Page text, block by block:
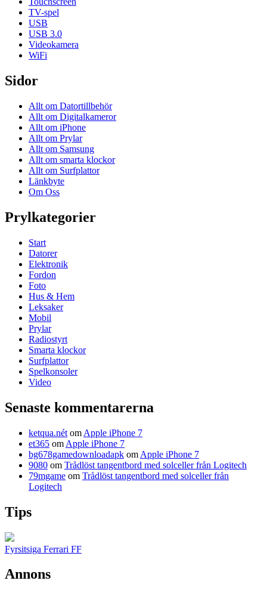
TV-spel
USB
USB 3.0
Videokamera
WiFi
Sidor
Allt om Datortillbehör
Allt om Digitalkameror
Allt om iPhone
Allt om Prylar
Allt om Samsung
Allt om smarta klockor
Allt om Surfplattor
Länkbyte
Om Oss
Prylkategorier
Start
Datorer
Elektronik
Fordon
Foto
Hus & Hem
Leksaker
Mobil
Prylar
Radiostyrt
Smarta klockor
Surfplattor
Spelkonsoler
Video
Senaste kommentarerna
ketqua.nét om Apple iPhone 7
et365 om Apple iPhone 7
bg678gamedownloadapk om Apple iPhone 7
9080 om Trådlöst tangentbord med solceller från Logitech
79mgame om Trådlöst tangentbord med solceller från
Logitech
Tips
Fyrsitsiga Ferrari FF
Annons